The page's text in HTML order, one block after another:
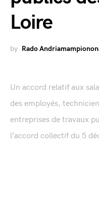
Loire
by Rado
Un accord relatif aux
des employés,
entreprises de travaux
l’accord collectif du 5